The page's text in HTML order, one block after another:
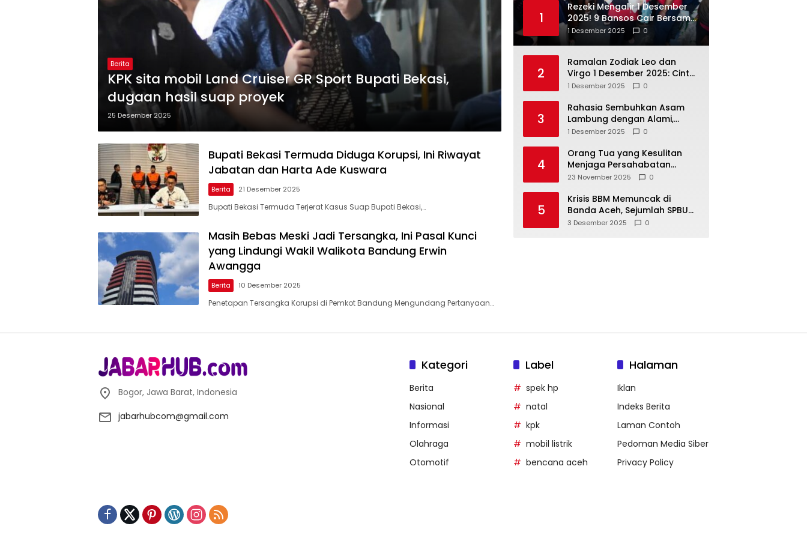
Berita
KPK sita mobil Land Cruiser GR Sport Bupati Bekasi,
dugaan hasil suap proyek
25 Desember 2025
Bupati Bekasi Termuda Diduga Korupsi, Ini Riwayat
Jabatan dan Harta Ade Kuswara
Berita 21 Desember 2025
Bupati Bekasi Termuda Terjerat Kasus Suap Bupati Bekasi,…
Masih Bebas Meski Jadi Tersangka, Ini Pasal Kunci
yang Lindungi Wakil Walikota Bandung Erwin
Awangga
Berita 10 Desember 2025
Penetapan Tersangka Korupsi di Pemkot Bandung Mengundang Pertanyaan…
1
Rezeki Mengalir 1 Desember
2025! 9 Bansos Cair Bersama:
PKH, BPNT, dan KKS Mandiri
Double
1 Desember 2025 0
2
Ramalan Zodiak Leo dan
Virgo 1 Desember 2025: Cinta,
Karir, Kesehatan, dan
1 Desember 2025 0
3
Rahasia Sembuhkan Asam
Lambung dengan Alami,
Nomor 4 Disalahpahami
1 Desember 2025 0
4
Orang Tua yang Kesulitan
Menjaga Persahabatan
Biasanya Lakukan 8 Hal Ini
23 November 2025 0
5
Krisis BBM Memuncak di
Banda Aceh, Sejumlah SPBU
Tutup Total
3 Desember 2025 0
Bogor, Jawa Barat, Indonesia
jabarhubcom@gmail.com
Kategori
Berita
Nasional
Informasi
Olahraga
Otomotif
Label
spek hp
natal
kpk
mobil listrik
bencana aceh
Halaman
Iklan
Indeks Berita
Laman Contoh
Pedoman Media Siber
Privacy Policy